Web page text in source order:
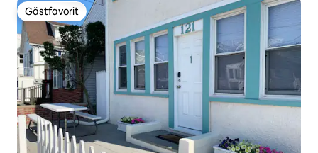
Gästfavorit
Gästfavorit